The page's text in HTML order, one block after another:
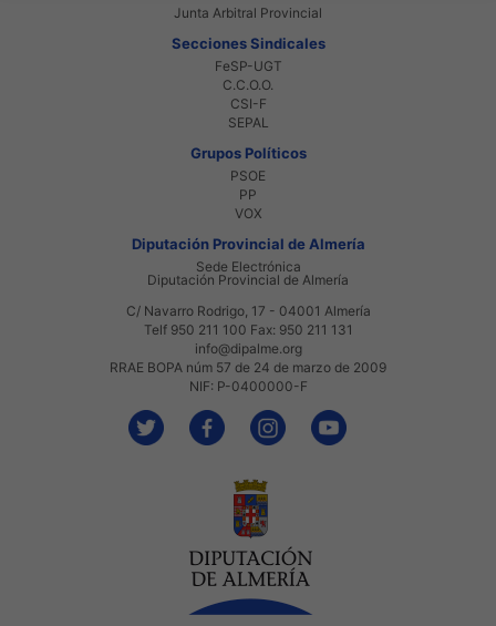
Junta Arbitral Provincial
Secciones Sindicales
FeSP-UGT
C.C.O.O.
CSI-F
SEPAL
Grupos Políticos
PSOE
PP
VOX
Diputación Provincial de Almería
Sede Electrónica
Diputación Provincial de Almería
C/ Navarro Rodrigo, 17 - 04001 Almería
Telf 950 211 100 Fax: 950 211 131
info@dipalme.org
RRAE BOPA núm 57 de 24 de marzo de 2009
NIF: P-0400000-F